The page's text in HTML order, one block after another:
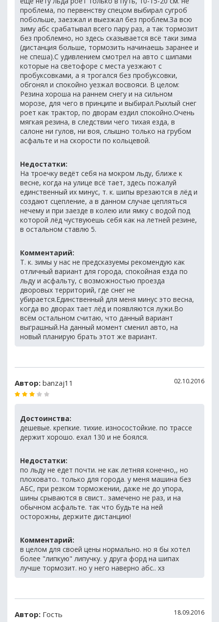
проблема, по первенству спецом выбирал сугроб
побольше, заезжал и выезжал без проблем.За всю
зиму абс срабатывал всего пару раз, а так тормозит
без проблемно, но здесь сказывается всё таки зима
(дистанция больше, тормозить начинаешь заранее и
не спеша).С удивлением смотрел на авто с шипами
которые на светофоре с места уезжают с
пробуксовками, а я трогался без пробуксовки,
обгонял и спокойно уезжал восвояси. В целом:
Резина хороша на раннем снегу и на сильном
морозе, для чего в принципе и выбирал.Рыхлый снег
роет как трактор, по дворам ездил спокойно.Очень
мягкая резина, в следствии чего тихая езда, в
салоне ни гулов, ни воя, слышно только на грубом
асфальте и на скорости по кольцевой.
Недостатки:
На троечку ведёт себя на мокром льду, ближе к
весне, когда на улице всё тает, здесь пожалуй
единственный их минус, т. к. шипы врезаются в лёд и
создают сцепление, а в данном случае цепляться
нечему и при заезде в колею или ямку с водой под
которой лёд чуствуюешь себя как на летней резине,
в остальном ставлю 5.
Комментарий:
Т. к. зимы у нас не предсказуемы рекомендую как
отличный вариант для города, спокойная езда по
льду и асфальту, с возможностью проезда
дворовых территорий, где снег не
убирается.Единственный для меня минус это весна,
когда во дворах тает лёд и появляются лужи.Во
всём остальном считаю, что данный вариант
выграшный.На данный момент сменил авто, на
новый планирую брать этот же вариант.
Автор: banzaj11 02.10.2016
Достоинства:
дешевые. крепкие. тихие. износостойкие. по трассе
держит хорошо. ехал 130 и не боялся.
Недостатки:
по льду не едет почти. не как летняя конечно,, но
плоховато.. только для города. у меня машина без
АБС, при резком торможении, даже не до упора,
шины срываются в свист.. замечено не раз, и на
обычном асфальте. так что будьте на ней
осторожны, держите дистанцию!
Комментарий:
в целом для своей цены нормально. но я бы хотел
более "липкую" липучку. у друга форд на шипах
лучше тормозит. но у него наверно абс.. хз
Автор: Гость 18.09.2016